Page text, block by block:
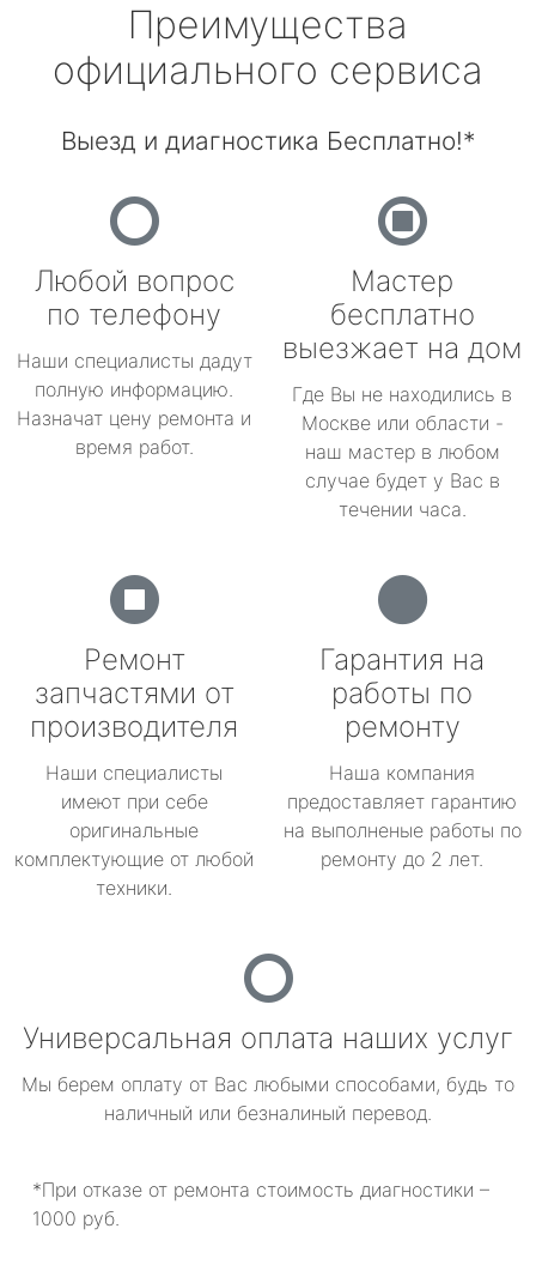
Преимущества
официального сервиса
Выезд и диагностика Бесплатно!*
Любой вопрос
по телефону
Наши специалисты дадут
полную информацию.
Назначат цену ремонта и
время работ.
Мастер
бесплатно
выезжает на дом
Где Вы не находились в
Москве или области -
наш мастер в любом
случае будет у Вас в
течении часа.
Ремонт
запчастями от
производителя
Наши специалисты
имеют при себе
оригинальные
комплектующие от любой
техники.
Гарантия на
работы по
ремонту
Наша компания
предоставляет гарантию
на выполненые работы по
ремонту до 2 лет.
Универсальная оплата наших услуг
Мы берем оплату от Вас любыми способами, будь то
наличный или безналиный перевод.
*При отказе от ремонта стоимость диагностики –
1000 руб.